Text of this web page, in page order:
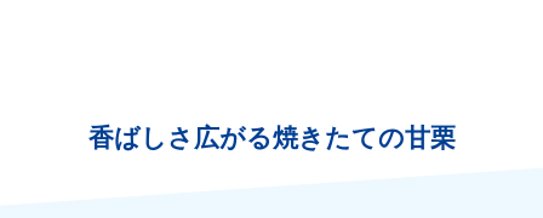
香ばしさ広がる焼きたての甘栗